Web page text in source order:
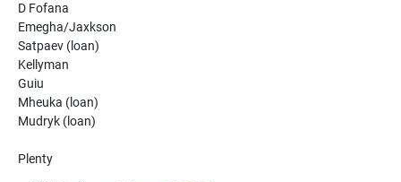
D Fofana
Emegha/Jaxkson
Satpaev (loan)
Kellyman
Guiu
Mheuka (loan)
Mudryk (loan)
Plenty